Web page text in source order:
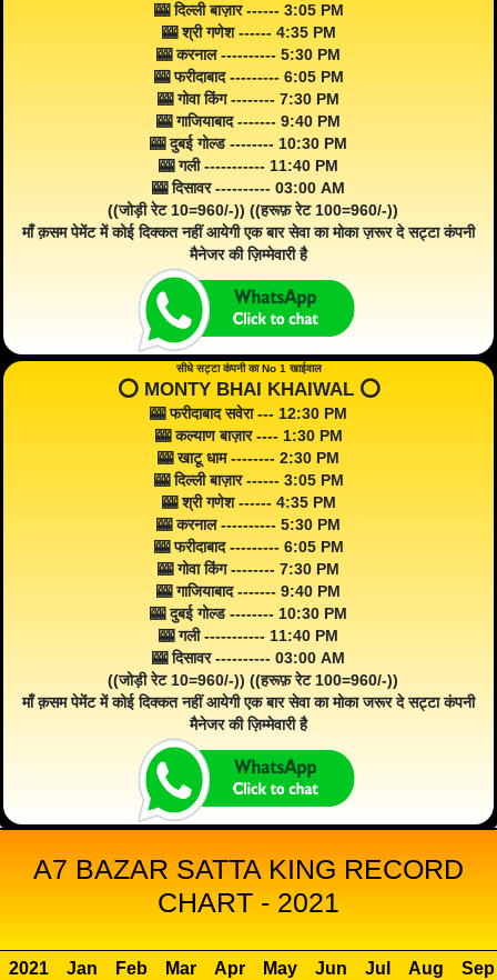
🎰 दिल्ली बाज़ार ------ 3:05 PM
🎰 श्री गणेश ------ 4:35 PM
🎰 करनाल ---------- 5:30 PM
🎰 फरीदाबाद --------- 6:05 PM
🎰 गोवा किंग -------- 7:30 PM
🎰 गाजियाबाद ------- 9:40 PM
🎰 दुबई गोल्ड -------- 10:30 PM
🎰 गली ----------- 11:40 PM
🎰 दिसावर ---------- 03:00 AM
((जोड़ी रेट 10=960/-)) ((हरूफ़ रेट 100=960/-))
माँ क़सम पेमेंट में कोई दिक्कत नहीं आयेगी एक बार सेवा का मोका ज़रूर दे सट्टा कंपनी
मैनेजर की ज़िम्मेवारी है
सीधे सट्टा कंपनी का No 1 खाईवाल
⭕️ MONTY BHAI KHAIWAL ⭕️
🎰 फरीदाबाद सवेरा --- 12:30 PM
🎰 कल्याण बाज़ार ---- 1:30 PM
🎰 खाटू धाम -------- 2:30 PM
🎰 दिल्ली बाज़ार ------ 3:05 PM
🎰 श्री गणेश ------ 4:35 PM
🎰 करनाल ---------- 5:30 PM
🎰 फरीदाबाद --------- 6:05 PM
🎰 गोवा किंग -------- 7:30 PM
🎰 गाजियाबाद ------- 9:40 PM
🎰 दुबई गोल्ड -------- 10:30 PM
🎰 गली ----------- 11:40 PM
🎰 दिसावर ---------- 03:00 AM
((जोड़ी रेट 10=960/-)) ((हरूफ़ रेट 100=960/-))
माँ क़सम पेमेंट में कोई दिक्कत नहीं आयेगी एक बार सेवा का मोका जरूर दे सट्टा कंपनी
मैनेजर की ज़िम्मेवारी है
A7 BAZAR SATTA KING RECORD
CHART - 2021
2021 Jan Feb Mar Apr May Jun Jul Aug
Sep